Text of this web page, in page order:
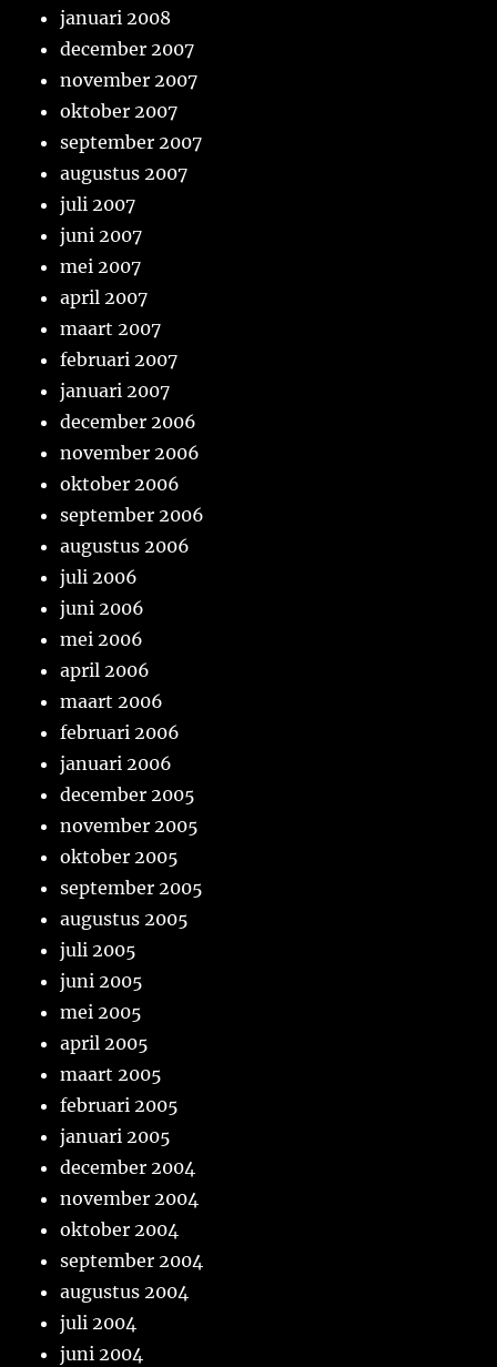
januari 2008
december 2007
november 2007
oktober 2007
september 2007
augustus 2007
juli 2007
juni 2007
mei 2007
april 2007
maart 2007
februari 2007
januari 2007
december 2006
november 2006
oktober 2006
september 2006
augustus 2006
juli 2006
juni 2006
mei 2006
april 2006
maart 2006
februari 2006
januari 2006
december 2005
november 2005
oktober 2005
september 2005
augustus 2005
juli 2005
juni 2005
mei 2005
april 2005
maart 2005
februari 2005
januari 2005
december 2004
november 2004
oktober 2004
september 2004
augustus 2004
juli 2004
juni 2004